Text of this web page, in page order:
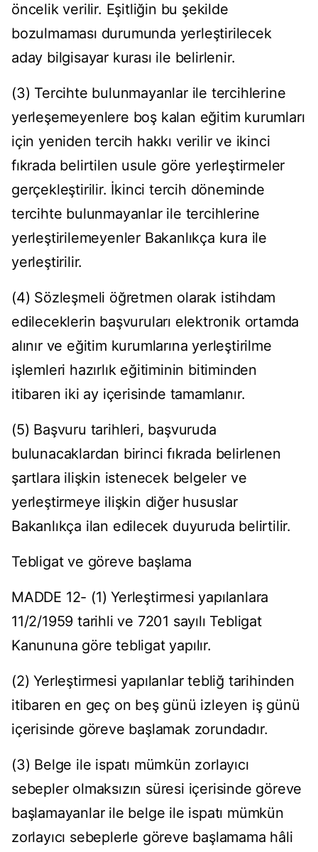
öncelik verilir. Eşitliğin bu şekilde
bozulmaması durumunda yerleştirilecek
aday bilgisayar kurası ile belirlenir.
(3) Tercihte bulunmayanlar ile tercihlerine
yerleşemeyenlere boş kalan eğitim kurumları
için yeniden tercih hakkı verilir ve ikinci
fıkrada belirtilen usule göre yerleştirmeler
gerçekleştirilir. İkinci tercih döneminde
tercihte bulunmayanlar ile tercihlerine
yerleştirilemeyenler Bakanlıkça kura ile
yerleştirilir.
(4) Sözleşmeli öğretmen olarak istihdam
edileceklerin başvuruları elektronik ortamda
alınır ve eğitim kurumlarına yerleştirilme
işlemleri hazırlık eğitiminin bitiminden
itibaren iki ay içerisinde tamamlanır.
(5) Başvuru tarihleri, başvuruda
bulunacaklardan birinci fıkrada belirlenen
şartlara ilişkin istenecek belgeler ve
yerleştirmeye ilişkin diğer hususlar
Bakanlıkça ilan edilecek duyuruda belirtilir.
Tebligat ve göreve başlama
MADDE 12- (1) Yerleştirmesi yapılanlara
11/2/1959 tarihli ve 7201 sayılı Tebligat
Kanununa göre tebligat yapılır.
(2) Yerleştirmesi yapılanlar tebliğ tarihinden
itibaren en geç on beş günü izleyen iş günü
içerisinde göreve başlamak zorundadır.
(3) Belge ile ispatı mümkün zorlayıcı
sebepler olmaksızın süresi içerisinde göreve
başlamayanlar ile belge ile ispatı mümkün
zorlayıcı sebeplerle göreve başlamama hâli